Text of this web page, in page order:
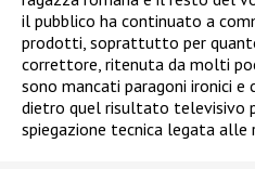
il pubblico ha continuato a
prodotti, soprattutto per
correttore, ritenuta da molti
sono mancati paragoni ironici e
dietro quel risultato televisivo
spiegazione tecnica legata alle